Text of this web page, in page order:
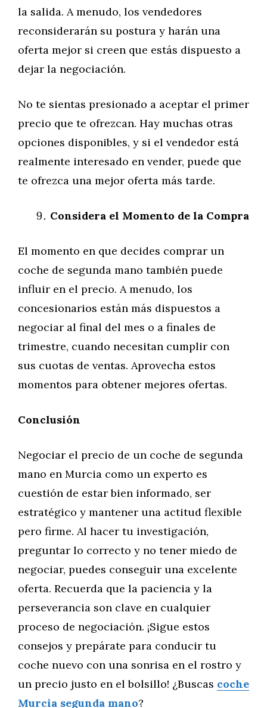
la salida. A menudo, los vendedores
reconsiderarán su postura y harán una
oferta mejor si creen que estás dispuesto a
dejar la negociación.
No te sientas presionado a aceptar el primer
precio que te ofrezcan. Hay muchas otras
opciones disponibles, y si el vendedor está
realmente interesado en vender, puede que
te ofrezca una mejor oferta más tarde.
Considera el Momento de la Compra
El momento en que decides comprar un
coche de segunda mano también puede
influir en el precio. A menudo, los
concesionarios están más dispuestos a
negociar al final del mes o a finales de
trimestre, cuando necesitan cumplir con
sus cuotas de ventas. Aprovecha estos
momentos para obtener mejores ofertas.
Conclusión
Negociar el precio de un coche de segunda
mano en Murcia como un experto es
cuestión de estar bien informado, ser
estratégico y mantener una actitud flexible
pero firme. Al hacer tu investigación,
preguntar lo correcto y no tener miedo de
negociar, puedes conseguir una excelente
oferta. Recuerda que la paciencia y la
perseverancia son clave en cualquier
proceso de negociación. ¡Sigue estos
consejos y prepárate para conducir tu
coche nuevo con una sonrisa en el rostro y
un precio justo en el bolsillo! ¿Buscas coche
Murcia segunda mano?